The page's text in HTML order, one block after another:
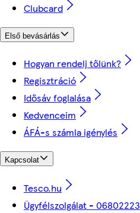
Clubcard
Első bevásárlás
Hogyan rendelj tőlünk?
Regisztráció
Idősáv foglalása
Kedvenceim
ÁFÁ-s számla igénylés
Kapcsolat
Tesco.hu
Ügyfélszolgálat -